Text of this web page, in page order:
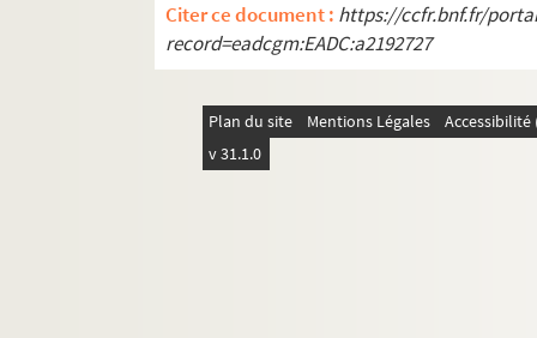
H-HIST-39. Enseignement
H-HIST-40. Sociétés de musique, de chant,
H-HIST-42. Sociétés Diverses
H-HIST-43. Œuvres et sociétés catholiques
Citer ce document : https://ccfr.bnf.fr/
record=eadcgm:EADC:a2192727
Plan du site Mentions Légales
v 31.1.0